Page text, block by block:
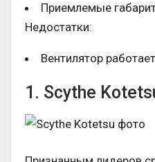
Приемлемые
Недостатки:
Вентилятор
1. Scythe